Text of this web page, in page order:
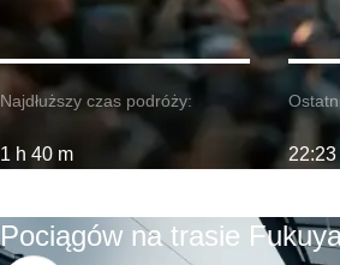
Najdłuższy czas podróży:
1 h 40 m 22:23
Pociągów na trasie